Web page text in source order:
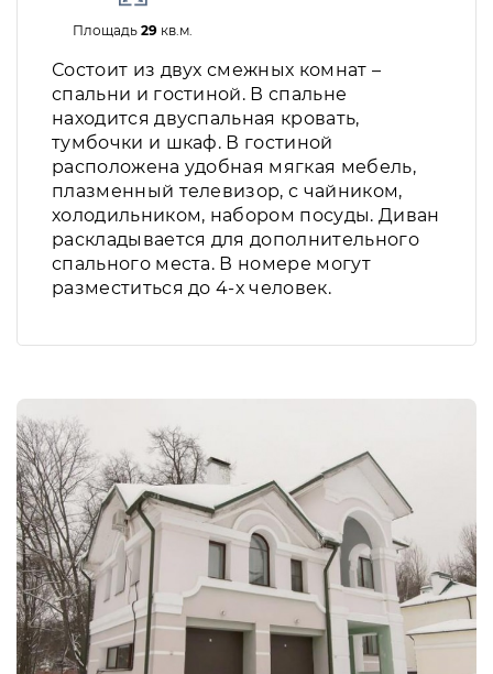
Площадь29 кв.м.
Состоит из двух смежных комнат –
спальни и гостиной. В спальне
находится двуспальная кровать,
тумбочки и шкаф. В гостиной
расположена удобная мягкая мебель,
плазменный телевизор, с чайником,
холодильником, набором посуды. Диван
раскладывается для дополнительного
спального места. В номере могут
разместиться до 4-х человек.